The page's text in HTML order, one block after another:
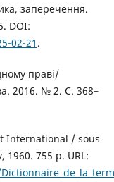
заперечення.
DOI:
02-21 .
праві/
2016. № 2. С. 368–
International / sous
1960. 755 p. URL: